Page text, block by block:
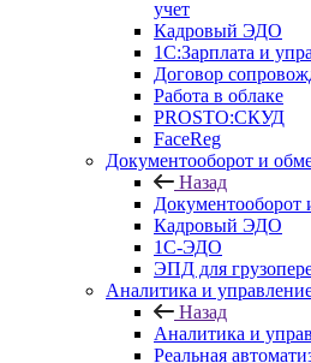
учет
Кадровый ЭДО
1С:Зарплата и
Договор
Работа в облаке
PROSTO:СКУД
FaceReg
Документооборот и
Назад
Кадровый ЭДО
1С-ЭДО
ЭПД для
Аналитика и
Назад
Аналитика и
Реальная